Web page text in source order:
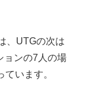
、UTGの次は
ョンの7人の場
います。